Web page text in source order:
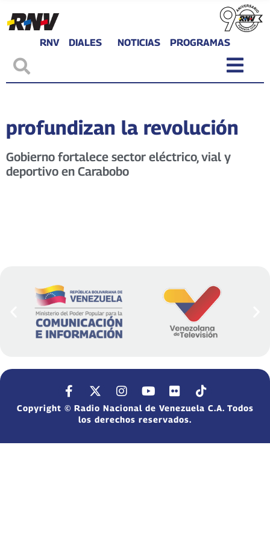
RNV DIALES NOTICIAS PROGRAMAS
profundizan la revolución
Gobierno fortalece sector eléctrico, vial y
deportivo en Carabobo
Copyright © Radio Nacional de Venezuela C.A. Todos
los derechos reservados.